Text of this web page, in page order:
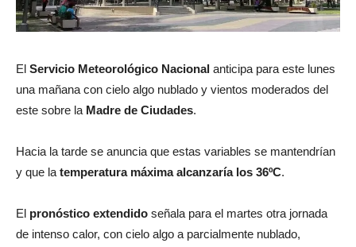
El Servicio Meteorológico Nacional anticipa para este lunes
una mañana con cielo algo nublado y vientos moderados del
este sobre la Madre de Ciudades.
Hacia la tarde se anuncia que estas variables se mantendrían
y que latemperatura máxima alcanzaría los 36ºC.
El pronóstico extendido señala para el martes otra jornada
de intenso calor, con cielo algo a parcialmente nublado,